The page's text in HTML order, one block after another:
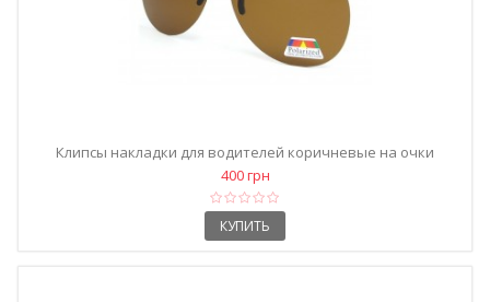
Клипсы накладки для водителей коричневые на очки
оптические
400 грн
КУПИТЬ